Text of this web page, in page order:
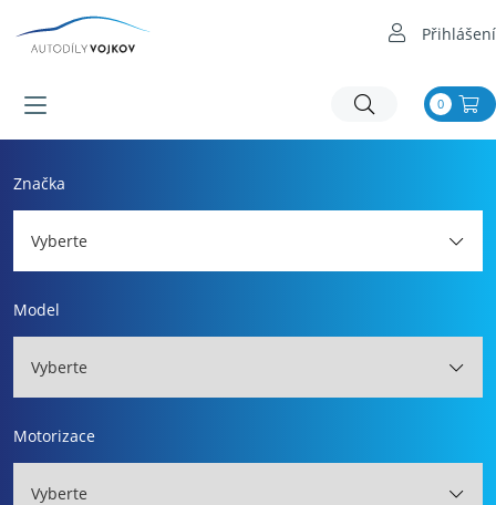
Přihlášení
0
Značka
Vyberte
Model
Vyberte
Motorizace
Vyberte